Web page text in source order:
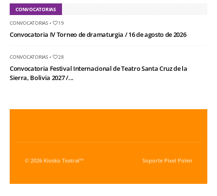
CONVOCATORIAS
CONVOCATORIAS• 19
Convocatoria IV Torneo de dramaturgia / 16 de agosto de 2026
CONVOCATORIAS• 28
Convocatoria Festival Internacional de Teatro Santa Cruz de la
Sierra, Bolivia 2027 /...
© 2026 Kiosko Teatral™ Soporte Pixel Polen